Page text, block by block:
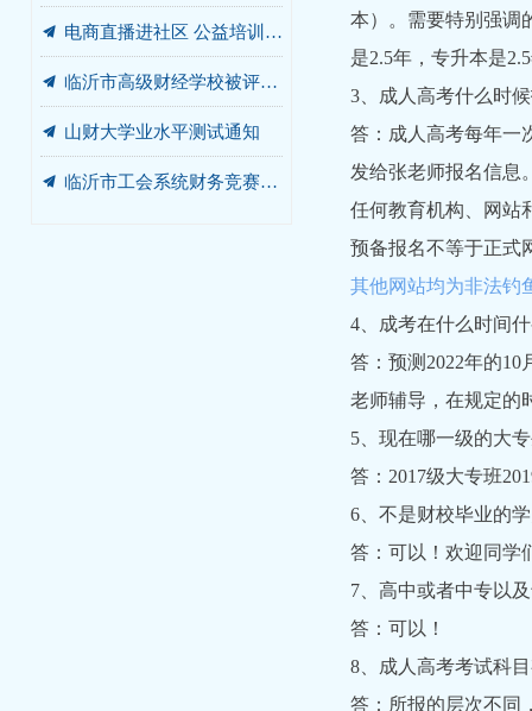
本）。需要特别强调
是2.5年，专升本是
3、成人高考什么时
答：成人高考每年一
发给张老师报名信息
任何教育机构、网站
预备报名不等于正式
其他网站均为非法钓
4、成考在什么时间
答：预测2022年的
老师辅导，在规定的
5、现在哪一级的大
答：2017级大专班
6、不是财校毕业的
答：可以！欢迎同学
7、高中或者中专以
答：可以！
8、成人高考考试科
答：所报的层次不同
山财大学业水平测试通知